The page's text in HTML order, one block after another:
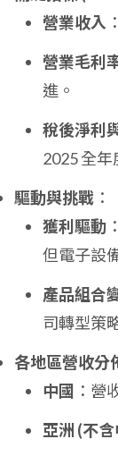
營業收入
營業毛利
進。
稅後淨利
2025 全年
驅動與挑戰 ：
獲利驅動
但電子設
產品組合
司轉型策
各地區營收分
中國 ：營
亞洲 (不